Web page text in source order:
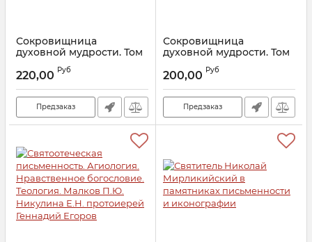
Сокровищница
духовной мудрости. Том
Артикул: 7810
220,00 Руб
Предзаказ
Сокровищница
духовной мудрости. Том
Артикул: 9558
200,00 Руб
Предзаказ